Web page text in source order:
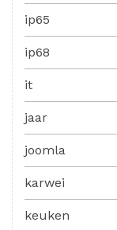
ip65
ip68
it
jaar
joomla
karwei
keuken